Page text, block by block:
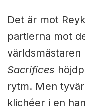
Det är mot
partierna mot
världsmästaren
Sacrifices
rytm. Men
klichéer i en